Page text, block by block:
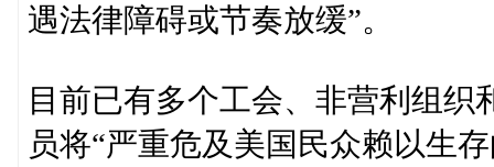
遇法律障碍或节奏放缓”。
目前已有多个工会、非营利组
员将“严重危及美国民众赖以生